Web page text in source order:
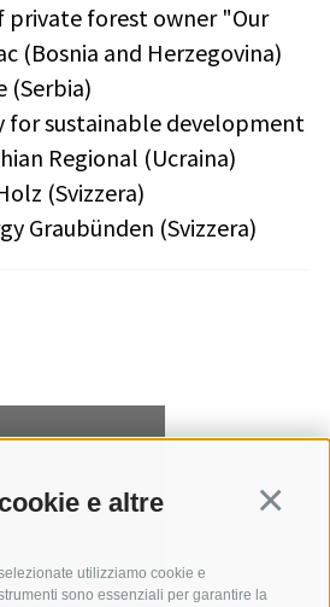
e altre
utilizziamo cookie e
sono essenziali per garantire la
private forest owner "Our
(Bosnia and Herzegovina)
(Serbia)
for sustainable development
Regional (Ucraina)
(Svizzera)
Graubünden (Svizzera)